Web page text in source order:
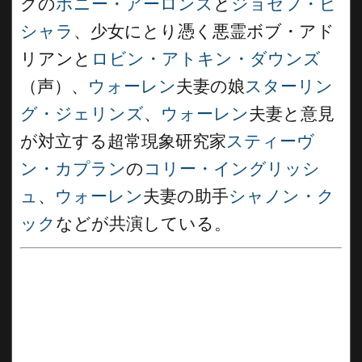
クのボニー・アーロンズ と ジョセフ・ビ
シャラ 、少女にとり憑く悪霊ボブ・アド
リアンと ロビン・アトキン・ダウンズ
（声）、 ウォーレン夫妻の娘スターリン
グ・ジェリンズ、 ウォーレン夫妻と意見
が対立する超常現象研究家スティーヴ
ン・カプランの コリー・イングリッシ
ュ 、 ウォーレン夫妻の助手シャノン・ク
ック などが共演している。